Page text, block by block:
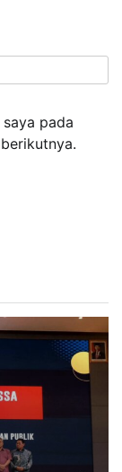
pada